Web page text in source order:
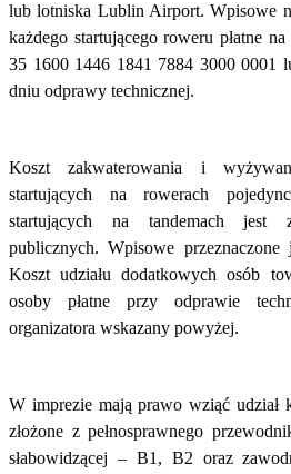
lub lotniska Lublin Airport. Wpisowe
każdego startującego roweru płatne
35 1600 1446 1841 7884 3000 0001
dniu odprawy technicznej.
Koszt zakwaterowania i
startujących na rowerach
startujących na tandemach jest
publicznych. Wpisowe
Koszt udziału dodatkowych osób
osoby płatne przy odprawie
organizatora wskazany powyżej.
W imprezie mają prawo wziąć udział
złożone z pełnosprawnego
słabowidzącej – B1, B2 oraz